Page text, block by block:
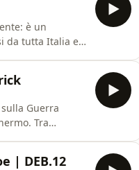
è un
da tutta Italia e
Guerra
Tra
| DEB.12